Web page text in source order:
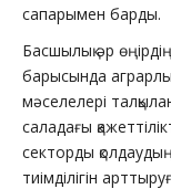
сапарымен барды.
Басшылық әр
барысында
мәселелері
саладағы
секторды
тиімділігін